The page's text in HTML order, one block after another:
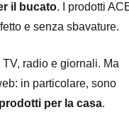
il bucato. I prodotti
e senza sbavature.
radio e giornali. Ma
in particolare, sono
prodotti per la casa.